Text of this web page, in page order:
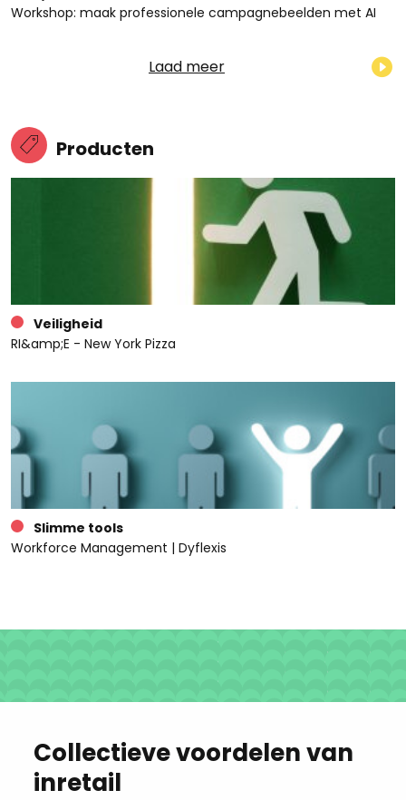
Workshop: maak professionele campagnebeelden met AI
Laad meer
Producten
Veiligheid
RI&amp;E - New York Pizza
Slimme tools
Workforce Management | Dyflexis
Collectieve voordelen van
inretail